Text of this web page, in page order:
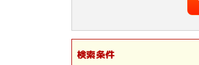
検索条件